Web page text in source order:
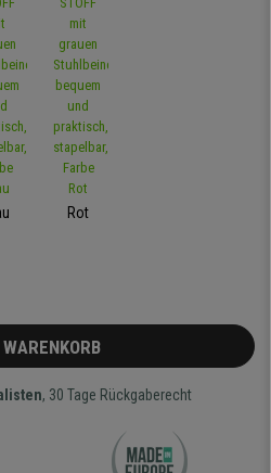
Rot
, 30 Tage Rückgaberecht